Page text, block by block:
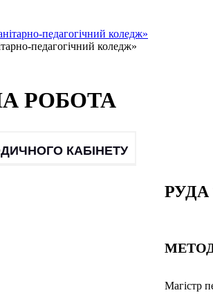
педагогічний коледж»
РОБОТА
КАБІНЕТУ
РУДА
Магістр